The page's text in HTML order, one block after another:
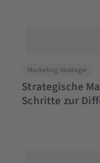
Marketing Strategie
Strategische
Schritte zur